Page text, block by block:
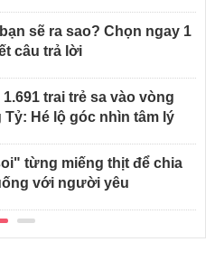
sẽ ra sao? Chọn ngay 1
câu trả lời
trai trẻ sa vào vòng
Tỷ: Hé lộ góc nhìn tâm lý
từng miếng thịt để chia
với người yêu